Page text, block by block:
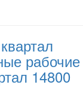
рабочие
14800